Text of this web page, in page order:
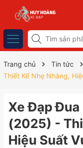
Trang chủ Tin tức
Thiết Kế Nhẹ Nhàng,
Xe Đạp
(2025) -
Hiệu Suất